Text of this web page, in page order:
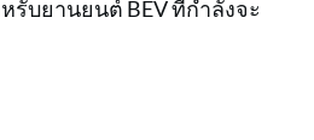
รับยานยนต์ BEV ที่กำลังจะ